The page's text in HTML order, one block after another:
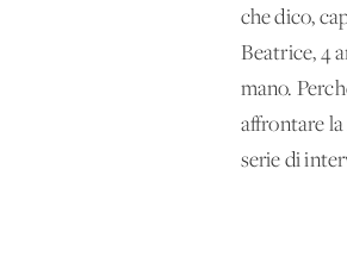
che dico,
Beatrice, 4
mano.
affrontare
serie di